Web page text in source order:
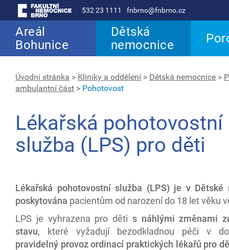
532 23 1111 fnbrno@fnbrno.cz
Areál
Bohunice
Dětská
nemocnice
Úvodní stránka > Kliniky a oddělení > Dětská nemocnice >
ambulantní část > Pohotovost
Lékařská pohotovostní
služba (LPS) pro děti
Lékařská pohotovostní služba (LPS) je v Dětské
poskytována pacientům od narození do 18 let věku
LPS je vyhrazena pro děti s náhlými změnami
stavu, které vyžadují bezodkladnou péči v
pravidelný provoz ordinací praktických lékařů pro